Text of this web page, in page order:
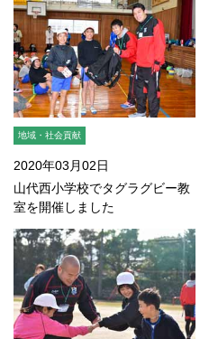
地域・社会貢献
2020年03月02日
山代西小学校でタグラグビー教
室を開催しました